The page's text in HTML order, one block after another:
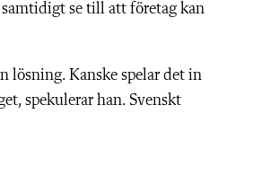
se till att företag kan
lösning. Kanske spelar det in
spekulerar han. Svenskt